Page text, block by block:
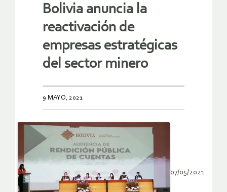
Bolivia anuncia la
reactivación de
empresas estratégicas
del sector minero
9 MAYO, 2021
07/05/2021